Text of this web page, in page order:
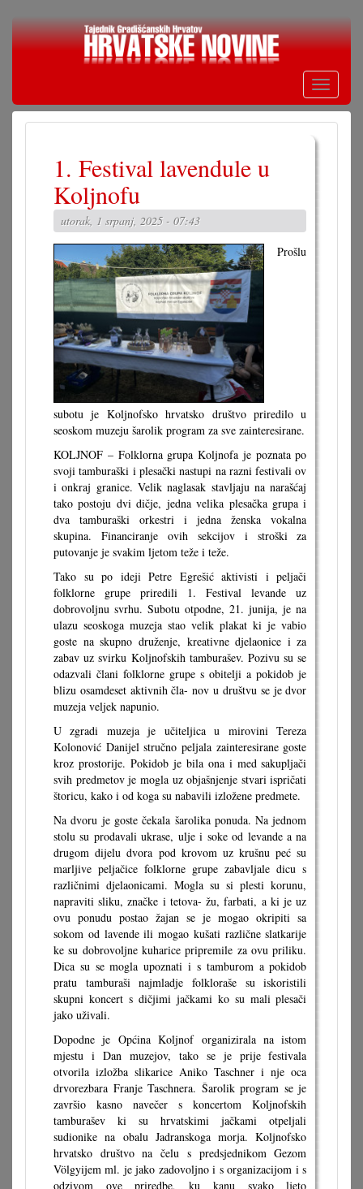
Skoči
Toggle
1. Festival lavendule u
Koljnofu
utorak, 1 srpanj, 2025 - 07:43
Prošlu
subotu je Koljnofsko hrvatsko društvo priredilo u
seoskom muzeju šarolik program za sve zainteresirane.
KOLJNOF – Folklorna grupa Koljnofa je poznata po
svoji tamburaški i plesački nastupi na razni festivali ov
i onkraj granice. Velik naglasak stavljaju na narašćaj
tako postoju dvi dičje, jedna velika plesačka grupa i
dva tamburaški orkestri i jedna ženska vokalna
skupina. Financiranje ovih sekcijov i stroški za
putovanje je svakim ljetom teže i teže.
Tako su po ideji Petre Egrešić aktivisti i peljači
folklorne grupe priredili 1. Festival levande uz
dobrovoljnu svrhu. Subotu otpodne, 21. junija, je na
ulazu seoskoga muzeja stao velik plakat ki je vabio
goste na skupno druženje, kreativne djelaonice i za
zabav uz svirku Koljnofskih tamburašev. Pozivu su se
odazvali člani folklorne grupe s obitelji a pokidob je
blizu osamdeset aktivnih čla- nov u društvu se je dvor
muzeja veljek napunio.
U zgradi muzeja je učiteljica u mirovini Tereza
Kolonović Danijel stručno peljala zainteresirane goste
kroz prostorije. Pokidob je bila ona i med sakupljači
svih predmetov je mogla uz objašnjenje stvari ispričati
štoricu, kako i od koga su nabavili izložene predmete.
Na dvoru je goste čekala šarolika ponuda. Na jednom
stolu su prodavali ukrase, ulje i soke od levande a na
drugom dijelu dvora pod krovom uz krušnu peć su
marljive peljačice folklorne grupe zabavljale dicu s
različnimi djelaonicami. Mogla su si plesti korunu,
napraviti sliku, značke i tetova- žu, farbati, a ki je uz
ovu ponudu postao žajan se je mogao okripiti sa
sokom od lavende ili mogao kušati različne slatkarije
ke su dobrovoljne kuharice pripremile za ovu priliku.
Dica su se mogla upoznati i s tamburom a pokidob
pratu tamburaši najmladje folkloraše su iskoristili
skupni koncert s dičjimi jačkami ko su mali plesači
jako uživali.
Dopodne je Općina Koljnof organizirala na istom
mjestu i Dan muzejov, tako se je prije festivala
otvorila izložba slikarice Aniko Taschner i nje oca
drvorezbara Franje Taschnera. Šarolik program se je
završio kasno navečer s koncertom Koljnofskih
tamburašev ki su hrvatskimi jačkami otpeljali
sudionike na obalu Jadranskoga morja. Koljnofsko
hrvatsko društvo na čelu s predsjednikom Gezom
Völgyijem ml. je jako zadovoljno i s organizacijom i s
odzivom ove priredbe, ku kanu svako ljeto